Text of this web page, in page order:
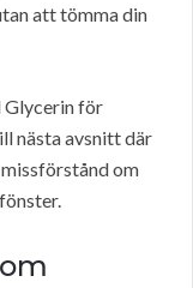
att tömma din
Glycerin för
nästa avsnitt där
om